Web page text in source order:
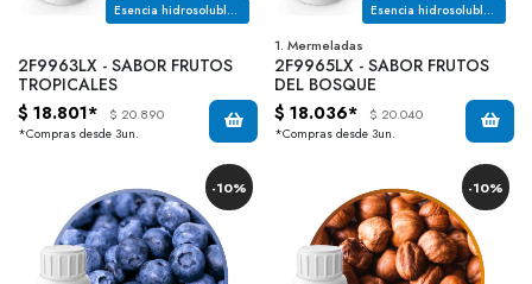
Esencia hidrosoluble con notas a mango y maracuya
2F9963LX - SABOR FRUTOS
TROPICALES
$ 18.801*
$ 20.890
*Compras desde 3un.
Esencia hidrosoluble con notas a arandano, frambuesa, mora y frutilla
1. Mermeladas
2F9965LX - SABOR FRUTOS
DEL BOSQUE
$ 18.036*
$ 20.040
*Compras desde 3un.
-10% -10%